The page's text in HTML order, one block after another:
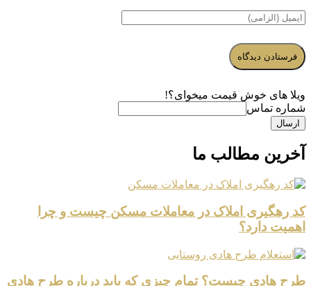
ویلا های خوش قیمت میخوای؟!
شماره تماس
ارسال
آخرین مطالب ما
کد رهگیری املاک در معاملات مسکن چیست و چرا
اهمیت دارد؟
طرح هادی چیست؟ تمام چیزی که باید درباره طرح هادی